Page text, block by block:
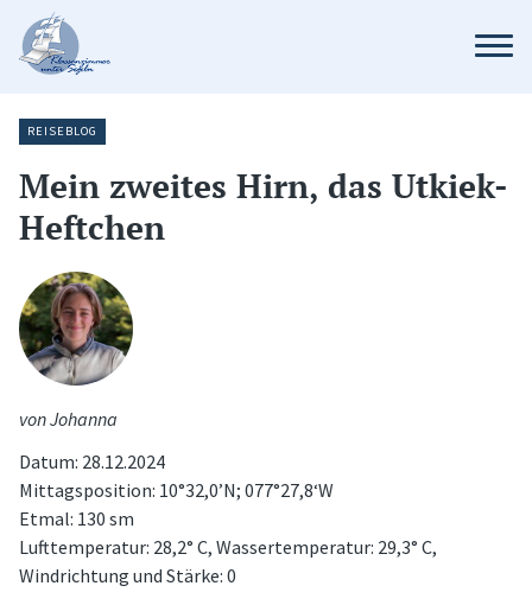
REISEBLOG
Mein zweites Hirn, das Utkiek-
Heftchen
von Johanna
Datum: 28.12.2024
Mittagsposition: 10°32,0’N; 077°27,8‘W
Etmal: 130 sm
Lufttemperatur: 28,2° C, Wassertemperatur: 29,3° C,
Windrichtung und Stärke: 0